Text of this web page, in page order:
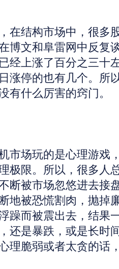
在结构市场中，很多
博文和阜雷网中反复
经上涨了百分之三十
涨停的也有几个。所
有什么厉害的窍门。
场玩的是心理游戏
极限。所以，很多人
断被市场忽悠进去接
地被恐慌割肉，抛掉
躁而被震出去，结果
还是暴跌，或是长时
理脆弱或者太贪的话